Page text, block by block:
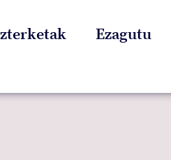
Ezagutu